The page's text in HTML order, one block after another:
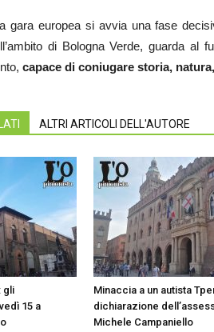
gara europea si avvia una fase
di Bologna Verde, guarda
capace di coniugare storia,
ALTRI ARTICOLI DELL'AUTORE
gli
15 a
Minaccia a un autista
dichiarazione
Michele Campaniello